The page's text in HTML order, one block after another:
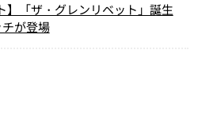
】「ザ・グレンリベット」誕生
が登場